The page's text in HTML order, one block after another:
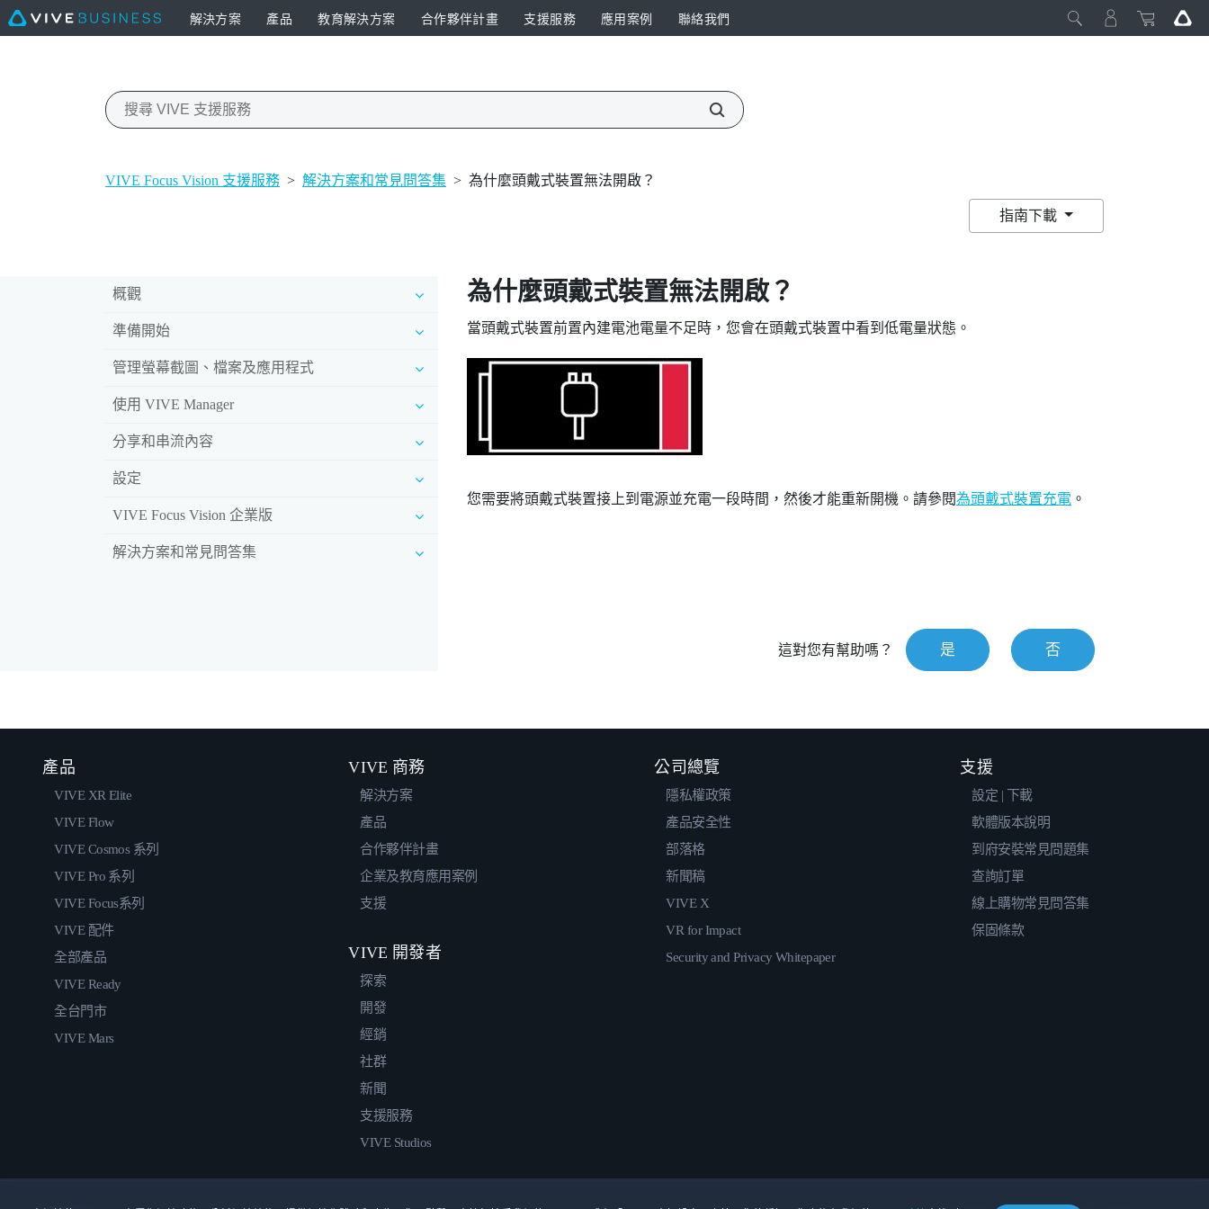
解決方案 產品 教育解決方案 合作夥伴計畫 支援服務 應用案例 聯絡我們
VIVE Focus Vision 支援服務 > 解決方案和常見問答集 > 為什麼頭戴式裝置無法開啟？
指南下載
概觀
準備開始
管理螢幕截圖、檔案及應用程式
使用 VIVE Manager
分享和串流內容
設定
VIVE Focus Vision 企業版
解決方案和常見問答集
為什麼頭戴式裝置無法開啟？
當頭戴式裝置前置內建電池電量不足時，您會在頭戴式裝置中看到低電量狀態。
您需要將頭戴式裝置接上到電源並充電一段時間，然後才能重新開機。請參閱為頭戴式裝置充電。
這對您有幫助嗎？ 是 否
產品
VIVE XR Elite
VIVE Flow
VIVE Cosmos 系列
VIVE Pro 系列
VIVE Focus系列
VIVE 配件
全部產品
VIVE Ready
全台門市
VIVE Mars
VIVE 商務
解決方案
產品
合作夥伴計畫
企業及教育應用案例
支援
VIVE 開發者
探索
開發
經銷
社群
新聞
支援服務
VIVE Studios
公司總覽
隱私權政策
產品安全性
部落格
新聞稿
VIVE X
VR for Impact
Security and Privacy Whitepaper
支援
設定 | 下載
軟體版本說明
到府安裝常見問題集
查詢訂單
線上購物常見問答集
保固條款